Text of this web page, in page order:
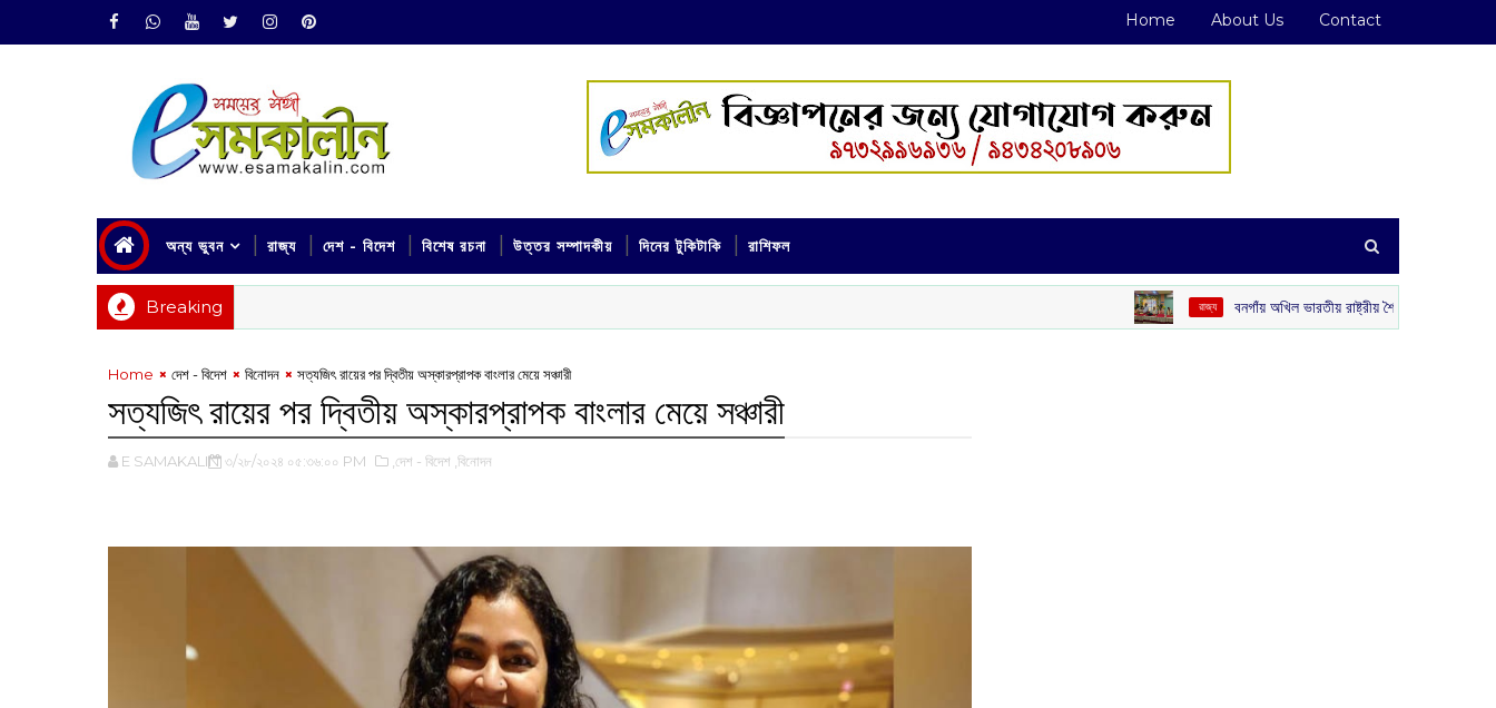
Home About Us Contact
অন্য ভুবন রাজ্য দেশ - বিদেশ বিশেষ রচনা উত্তর সম্পাদকীয় দিনের টুকিটাকি রাশিফল
Breaking বনগাঁয় অখিল ভারতীয় রাষ্ট্রীয় শৈক্ষিক মহাসঙ্ঘের ‘গুরু বন্দন’
Home দেশ - বিদেশ বিনোদন সত্যজিৎ রায়ের পর দ্বিতীয় অস্কারপ্রাপক বাংলার মেয়ে সঞ্চারী
সত্যজিৎ রায়ের পর দ্বিতীয় অস্কারপ্রাপক বাংলার মেয়ে সঞ্চারী
E SAMAKALIN ৩/২৮/২০২৪ ০৫:৩৬:০০ PM ,দেশ - বিদেশ ,বিনোদন